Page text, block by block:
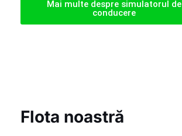
Mai multe despre simulatorul de
conducere
Flota noastră